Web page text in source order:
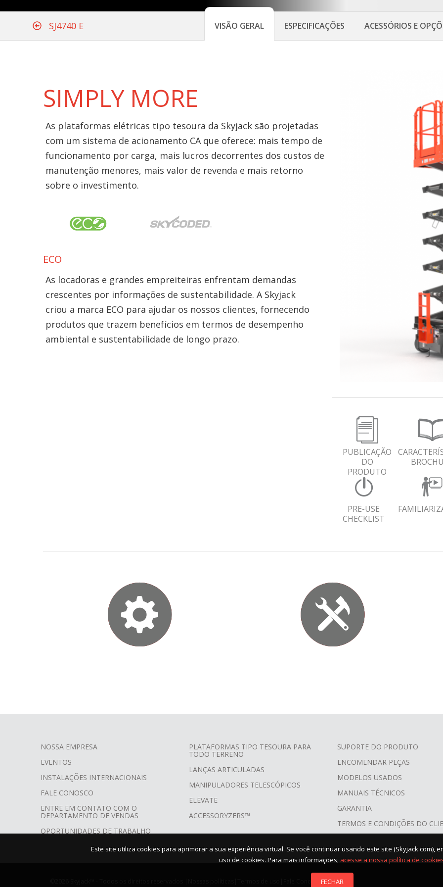
SJ4740 E VISÃO GERAL ESPECIFICAÇÕES ACESSÓRIOS E
SIMPLY MORE
As plataformas elétricas tipo tesoura da Skyjack são projetadas
com um sistema de acionamento CA que oferece: mais tempo de
funcionamento por carga, mais lucros decorrentes dos custos de
manutenção menores, mais valor de revenda e mais retorno
sobre o investimento.
ECO
As locadoras e grandes empreiteiras enfrentam demandas
crescentes por informações de sustentabilidade. A Skyjack
criou a marca ECO para ajudar os nossos clientes, fornecendo
produtos que trazem benefícios em termos de desempenho
ambiental e sustentabilidade de longo prazo.
PUBLICAÇÃO
DO
PRODUTO
PRE-USE
CHECKLIST
FOOTER
MENU
NOSSA EMPRESA
EVENTOS
INSTALAÇÕES INTERNACIONAIS
FALE CONOSCO
ENTRE EM CONTATO COM O
DEPARTAMENTO DE VENDAS
OPORTUNIDADES DE TRABALHO
PLATAFORMAS TIPO TESOURA PARA
TODO TERRENO
LANÇAS ARTICULADAS
MANIPULADORES TELESCÓPICOS
ELEVATE
ACCESSORYZERS™
SUPORTE DO PRODUTO
ENCOMENDAR PEÇAS
MODELOS USADOS
MANUAIS TÉCNICOS
GARANTIA
TERMOS E CONDIÇÕES DO
Fale Conosco
Este site utiliza cookies para aprimorar a sua experiência virtual. Se você continuar usando este site (Skyjack.com),
uso de cookies. Para mais informações, acesse a nossa política de
FECHAR